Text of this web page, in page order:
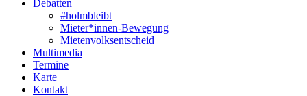
Debatten
#holmbleibt
Mieter*innen-Bewegung
Mietenvolksentscheid
Multimedia
Termine
Karte
Kontakt